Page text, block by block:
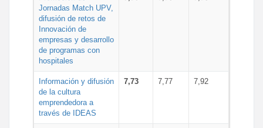
Jornadas Match UPV,
difusión de retos de
Innovación de
empresas y desarrollo
de programas con
hospitales
Información y difusión
de la cultura
emprendedora a
través de IDEAS
7,73 7,77 7,92